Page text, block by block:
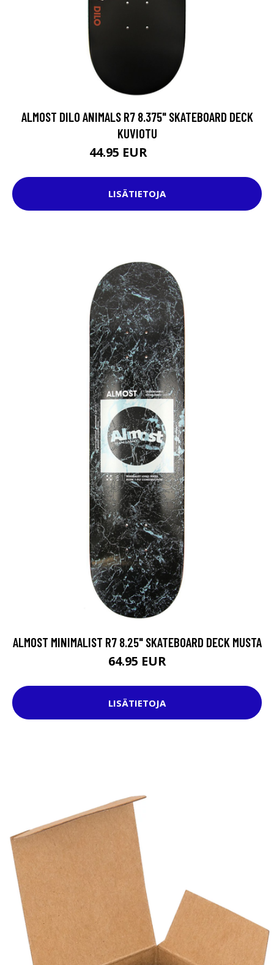
ALMOST DILO ANIMALS R7 8.375" SKATEBOARD DECK
KUVIOTU
44.95 EUR
LISÄTIETOJA
ALMOST MINIMALIST R7 8.25" SKATEBOARD DECK MUSTA
64.95 EUR
LISÄTIETOJA